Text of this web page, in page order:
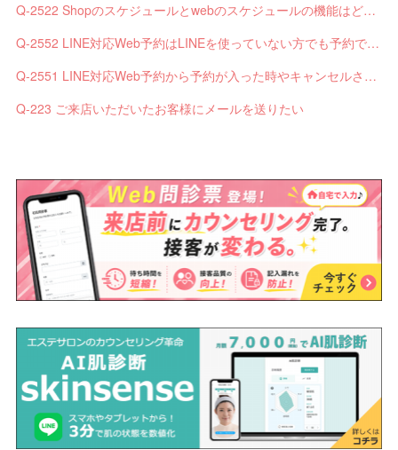
Q-2522 Shopのスケジュールとwebのスケジュールの機能はどう違いますか？
Q-2552 LINE対応Web予約はLINEを使っていない方でも予約できますか？
Q-2551 LINE対応Web予約から予約が入った時やキャンセルされた時、サロンやお客様へは通知されますか？
Q-223 ご来店いただいたお客様にメールを送りたい